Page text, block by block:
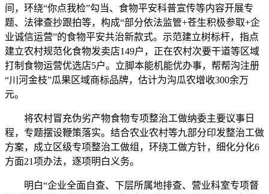
间，环绕“你点我检”勾当、食物平安科普宣传等内容开展专
题、法律查抄跟拍等，构成“部分依法监管+苍生积极参取+企
业诚信运营”的食物平安共治新款式。示范建立树标杆，指点
建立农村规范化食物发卖店149户，正在农村次要干道等区域
打制食物运营优选店5户。立脚本能机能优办事，帮帮沟注册
“川河金枝”瓜果区域商标品牌，估计为沟瓜农增收300余万
元。
将农村冒充伪劣产物食物专项整治工做纳委主要议事日
程，专题摆设鞭策落实。结合农业农村等九部分印发整治工做
方案，成立区级专项整治工做组，环绕工做方针，细化分化6
方面21项办法，逐项明白义务。
明白“企业全面自查、下层所属地排查、营业科室专项督